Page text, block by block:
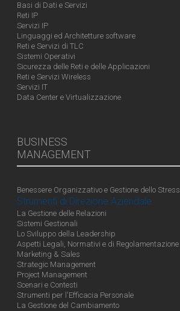
Basi di Dati e Servizi
Reti IP
Servizi IP
Linguaggi ed Architetture software
Reti e Servizi di TLC
Sistemi Operativi
Sicurezza delle Reti e delle Applicazioni
Reti e Servizi Wireless
Servizi IT
Data Center e Virtualizzazione
BUSINESS
MANAGEMENT
Benessere Organizzativo e Gestione dello Stress
Strumenti di Direzione Aziendale
La Gestione delle Relazioni
Sistemi Gestionali
Lo Sviluppo della Leadership
Aspetti Legali, Normativi e di Regolamentazione
Marketing & Sales
Strategic Management
Project Management
Scenari e Contesti
Strumenti per l'Efficacia Personale
La Gestione del Cambiamento